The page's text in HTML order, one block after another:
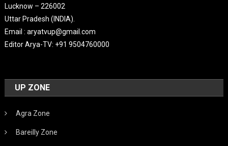
Lucknow – 226002
Uttar Pradesh (INDIA).
Email : aryatvup@gmail.com
Editor Arya-TV: +91 9504760000
UP ZONE
Agra Zone
Bareilly Zone